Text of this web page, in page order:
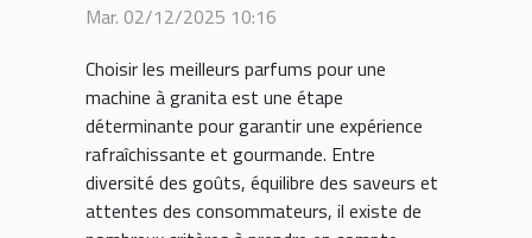
granita ?
Mar. 02/12/2025 10:16
Choisir les meilleurs parfums pour une
machine à granita est une étape
déterminante pour garantir une expérience
rafraîchissante et gourmande. Entre
diversité des goûts, équilibre des saveurs et
attentes des consommateurs, il existe de